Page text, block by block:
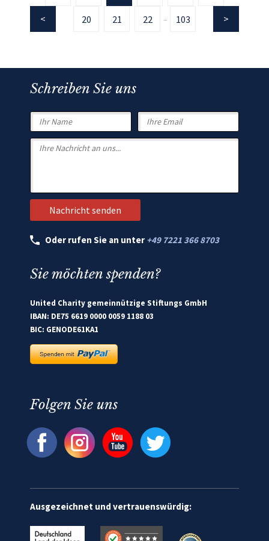
20 21 22 103
Schreiben Sie uns
Oder rufen Sie an unter +49 7221 366 8703
Sie möchten spenden?
United Charity gemeinnützige Stiftungs GmbH
IBAN: DE75 6619 0000 0059 1188 03
BIC: GENODE61KA1
Folgen Sie uns
Ausgezeichnet und vertrauenswürdig: